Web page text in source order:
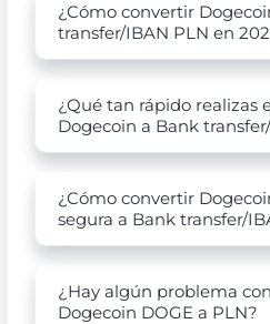
¿Cómo convertir
transfer/IBAN PLN en
¿Qué tan rápido realizas
Dogecoin a Bank
¿Cómo convertir
segura a Bank transfer/
¿Hay algún problema
Dogecoin DOGE a PLN?